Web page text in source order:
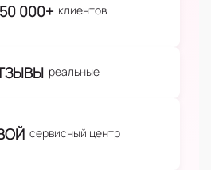
50 000+ клиентов
реальные
сервисный центр